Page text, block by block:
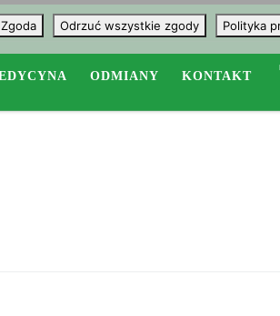
ODMIANY KONTAKT
Zgoda Odrzuć wszystkie zgody Polityka